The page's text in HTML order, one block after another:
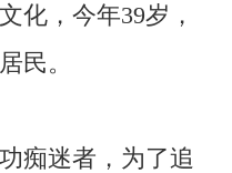
，今年39岁，
民。
迷者，为了追